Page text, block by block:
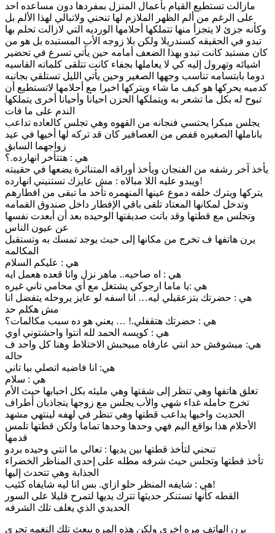
مازالت تستطيع القيام بأعمال المنزل بمفردها دون مساعده احد
على الرغم من ألم الظهر الملازم لها تنحني ولاتبالي لهذا الألم بل
وكأنه جزئ لا يتجزأ منها تتملكها أحلامها الورديه التي لازالت تحلم بها
تبدو في الحقيقه كسندريلا ولكن بلا زوجه الأب المستبده بل هو من
كان مستبد كانت تبدو بهذا الضعف أمامه حين يأتي تسرع في تحضير
اشيائه وتهرول إليه كي لا يعاملها بجفاء كانت تتلقى كلماته القاسيه
دوما بابتسامه تناسب وجهها الصغير وحين يأتي الليل تستلقي بجانبه
كدميه يحركها هو كيف ما شاء ويتركها اخيرا مع أحلامها لاتستطيع أن
تبوح له بكل ما تشعر به ويتملكها الحزن احيانا وأحيانا أخرى يتملكها
الندم على ما فات
يجلس مبكرا يحتسي فنجانه من القهوه وهي تجلس كالعاده تداعب
باناملها الصغيره قفص من العصافير كان قد تركه لها أخيها في عيد
زواجهما السابق
هي : هتتأخر انهارده.؟
يأخذ آخر رشفه من الفنجان ويأخذ أوراقه المتناثرة يضعها في حقيبته
ويبدو عليه اللا مبالاه : مش عايزك تستنيني انهارده!
يتركها ويترك خلفه دموع عينها المنهمره تأخد ما تبقى من افطارهم
وتدخل لمكانها المعتاد تلقى باقي الإفطار داخل صندوق القمامه
وتجلس مع قطتها وقد باتت صديقتها الوحيده بعد أن أبعدت نفسها
عن عيون الناس
يرن هاتفها ف تخرج من مكانها إلى حيث يوجد تمسك به وتستقبل
المكالمه
هي : عليكم السلام
هي : اه صاحيه.. ماهر نزل وانا قعده هعمل ايه
هي :يا ماما ارجوكي يشتغل مع أي محامي تاني غيره
هي : حضرتك بتزعقيلي ليه… انا اسفه لو عايز يروحله يتفضل انا
مش هكلم حد
هي : حضرتك هتقفلي.! … يعني هو ده سبب مكالمات؟
هي : كويسه الحمد لله انتوا واحشتوني اوي
هي: مبشوفش حد انتي عارفاه مبيحبش الاختلاط وهنا كل واحد ف
حاله
هي: انا فاضيه اتصلي بيا تاني
هي : سلام
تغلق هاتفها وهي تنظر إلى شقتها وهي مليئه بكل احبابها حيث الأم
تخرج حامله غداء شهي والأب يجلس مع زوجها يتجاذبان أطراف
الحديث واخيها يداعب قطتها وهي تنظر في لهفه لينتهي مشهد
الأحلام هذا بواقع اليم فهي وحدها وحدها تماما ولكن قطتها تلمس
قدمها
تنحني لتأخذ قطتها بين يديها : تعالي ما انتي وحيده بردو
تأخذ قطتها وتجلس حيث شرفه مطله على إحدى المناظر الخضراء
الجذابة وهي تتحدث إليها
هي : شايفه المنظر حلو ازاي. بس انا ليه شايفاه كئيب!
القطه كأنها تستنكر حديثها تترك يديها لتمرح قليلا على السور
الحديدي الذي يغلف تلك الشرفه
يرن الهاتف مره اخرى ولكن هذه المره يبعث تلك النغمه تجري